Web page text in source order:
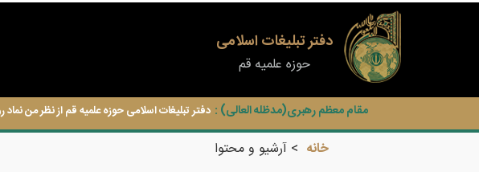
دفتر تبلیغات اسلامی
حوزه علمیه قم
مقام معظم رهبری(مدظله العالی) : دفتر تبلیغات اسلامی حوزه علمیه قم از نظر من
خانه آرشیو و محتوا